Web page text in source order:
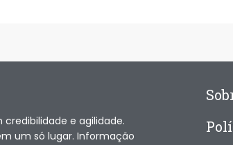
credibilidade e agilidade.
um só lugar. Informação